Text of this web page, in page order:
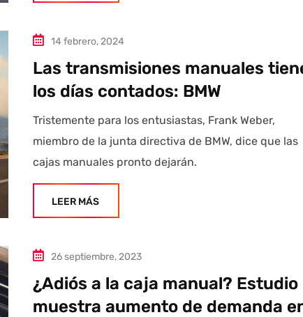
14 febrero, 2024
Las transmisiones manuales
los días contados: BMW
Tristemente para los entusiastas, Frank Weber,
miembro de la junta directiva de BMW, dice que las
cajas manuales pronto dejarán.
LEER MÁS
26 septiembre, 2023
¿Adiós a la caja manual? Estudio
muestra aumento de demanda